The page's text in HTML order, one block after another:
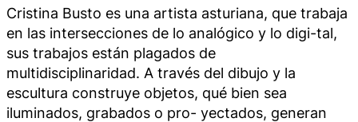
Cristina Busto es una artista asturiana, que trabaja
en las intersecciones de lo analógico y lo digi-tal,
sus trabajos están plagados de
multidisciplinaridad. A través del dibujo y la
escultura construye objetos, qué bien sea
iluminados, grabados o pro- yectados, generan